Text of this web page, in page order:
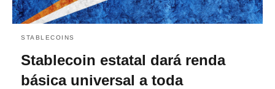
STABLECOINS
Stablecoin estatal dará renda
básica universal a toda